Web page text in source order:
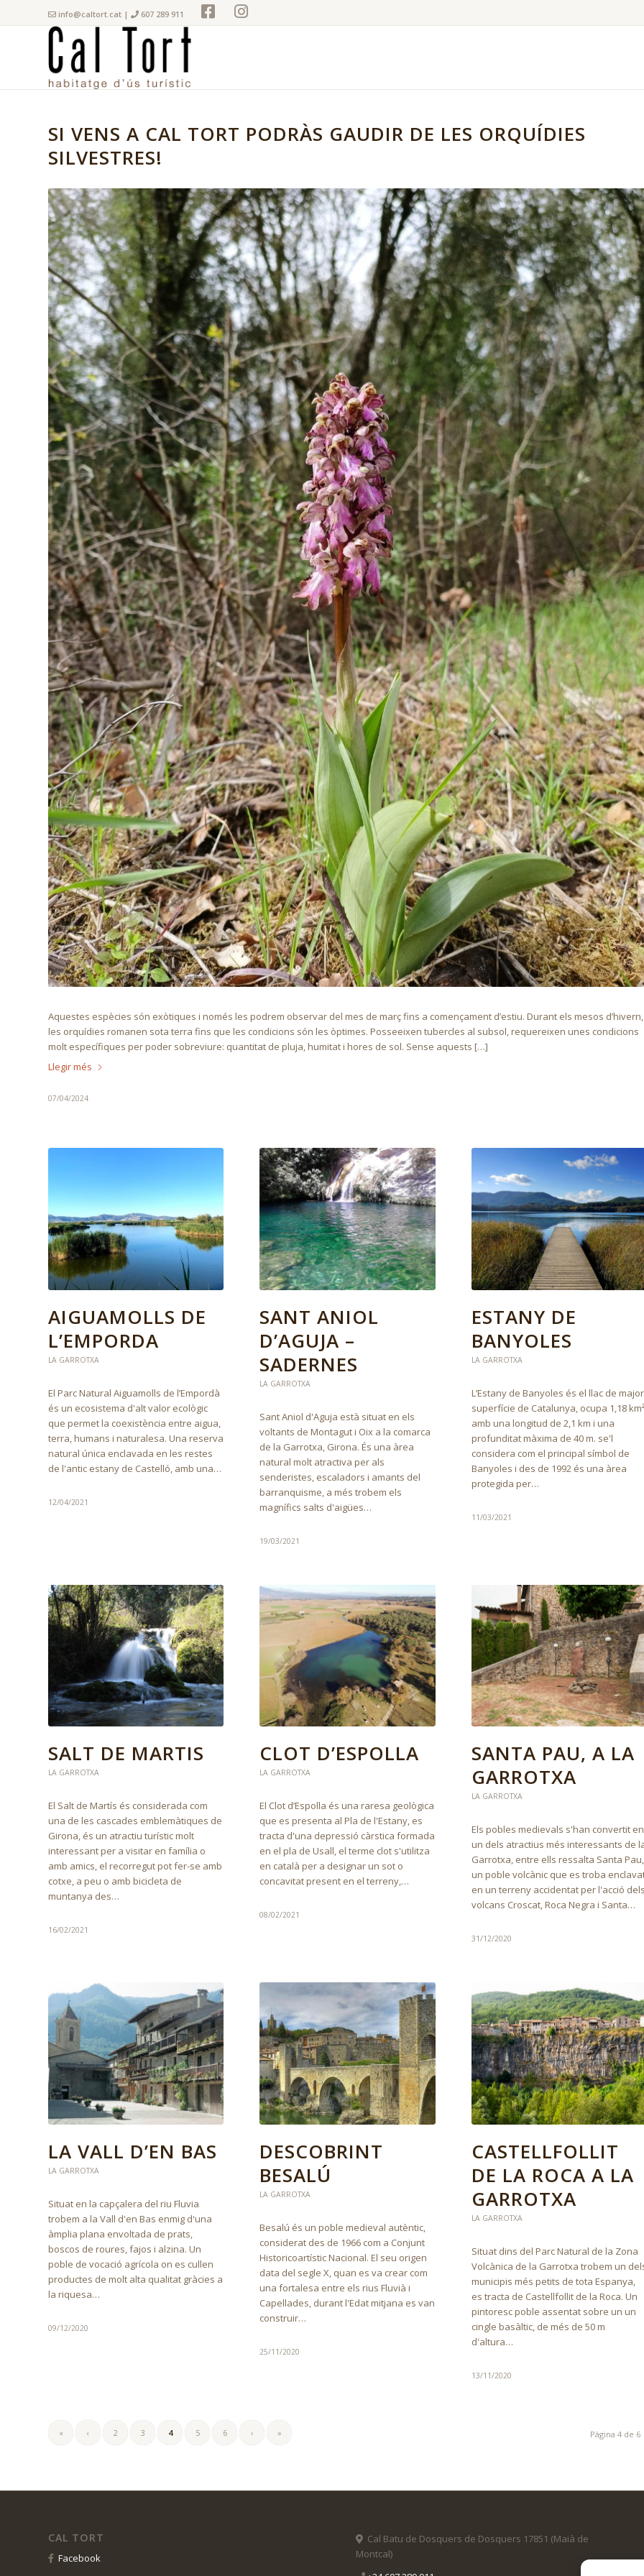
info@caltort.cat | 607 289 911
SI VENS A CAL TORT PODRÀS GAUDIR DE LES ORQUÍDIES
SILVESTRES!
Aquestes espècies són exòtiques i només les podrem observar del mes de març fins a començament d’estiu. Durant els mesos d’hivern,
les orquídies romanen sota terra fins que les condicions són les òptimes. Posseeixen tubercles al subsol, requereixen unes condicions
molt específiques per poder sobreviure: quantitat de pluja, humitat i hores de sol. Sense aquests […]
Llegir més
07/04/2024
AIGUAMOLLS DE
L’EMPORDA
LA GARROTXA
El Parc Natural Aiguamolls de l’Empordà
és un ecosistema d'alt valor ecològic
que permet la coexistència entre aigua,
terra, humans i naturalesa. Una reserva
natural única enclavada en les restes
de l'antic estany de Castelló, amb una…
12/04/2021
SANT ANIOL
D’AGUJA –
SADERNES
LA GARROTXA
Sant Aniol d'Aguja està situat en els
voltants de Montagut i Oix a la comarca
de la Garrotxa, Girona. És una àrea
natural molt atractiva per als
senderistes, escaladors i amants del
barranquisme, a més trobem els
magnífics salts d'aigües…
19/03/2021
ESTANY DE
BANYOLES
LA GARROTXA
L’Estany de Banyoles és el llac de major
superfície de Catalunya, ocupa 1,18
amb una longitud de 2,1 km i una
profunditat màxima de 40 m. se'l
considera com el principal símbol de
Banyoles i des de 1992 és una àrea
protegida per…
11/03/2021
SALT DE MARTIS
LA GARROTXA
El Salt de Martís és considerada com
una de les cascades emblemàtiques de
Girona, és un atractiu turístic molt
interessant per a visitar en família o
amb amics, el recorregut pot fer-se amb
cotxe, a peu o amb bicicleta de
muntanya des…
16/02/2021
CLOT D’ESPOLLA
LA GARROTXA
El Clot d’Espolla és una raresa geològica
que es presenta al Pla de l'Estany, es
tracta d'una depressió càrstica formada
en el pla de Usall, el terme clot s'utilitza
en català per a designar un sot o
concavitat present en el terreny,…
08/02/2021
SANTA PAU, A LA
GARROTXA
LA GARROTXA
Els pobles medievals s'han convertit en
un dels atractius més interessants de
Garrotxa, entre ells ressalta Santa Pau,
un poble volcànic que es troba
en un terreny accidentat per l'acció
volcans Croscat, Roca Negra i Santa…
31/12/2020
LA VALL D’EN BAS
LA GARROTXA
Situat en la capçalera del riu Fluvia
trobem a la Vall d'en Bas enmig d'una
àmplia plana envoltada de prats,
boscos de roures, fajos i alzina. Un
poble de vocació agrícola on es cullen
productes de molt alta qualitat gràcies a
la riquesa…
09/12/2020
DESCOBRINT
BESALÚ
LA GARROTXA
Besalú és un poble medieval autèntic,
considerat des de 1966 com a Conjunt
Historicoartístic Nacional. El seu origen
data del segle X, quan es va crear com
una fortalesa entre els rius Fluvià i
Capellades, durant l'Edat mitjana es van
construir…
25/11/2020
CASTELLFOLLIT
DE LA ROCA A LA
GARROTXA
LA GARROTXA
Situat dins del Parc Natural de la Zona
Volcànica de la Garrotxa trobem un
municipis més petits de tota Espanya,
es tracta de Castellfollit de la Roca. Un
pintoresc poble assentat sobre un un
cingle basàltic, de més de 50 m
d'altura…
13/11/2020
Pàgina 4 de 6
« ‹ 2 3 4 5 6 › »
CAL TORT
Facebook
Cal Batu de Dosquers de Dosquers 17851 (Maià de
Montcal)